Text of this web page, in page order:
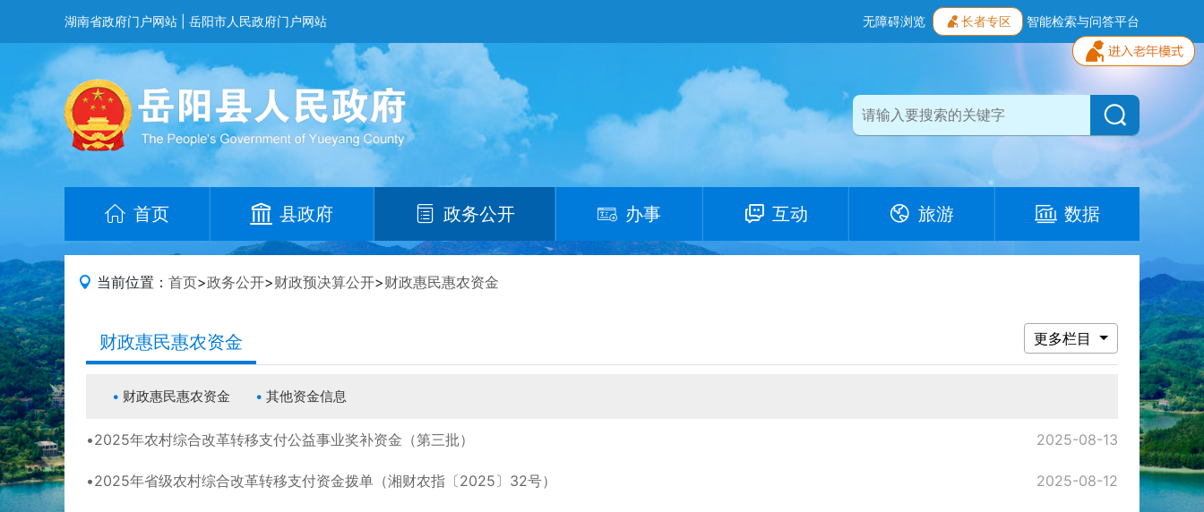
湖南省政府门户网站 岳阳市人民政府门户网站 无障碍浏览 长者专区 智能检索与问答平台
首页 县政府 政务公开 办事 互动 旅游 数据
当前位置： 首页>政务公开>财政预决算公开>财政惠民惠农资金
财政惠民惠农资金 更多栏目
财政惠民惠农资金 其他资金信息
2025年农村综合改革转移支付公益事业奖补资金（第三批） 2025-08-13
2025年省级农村综合改革转移支付资金拨单（湘财农指〔2025〕32号） 2025-08-12